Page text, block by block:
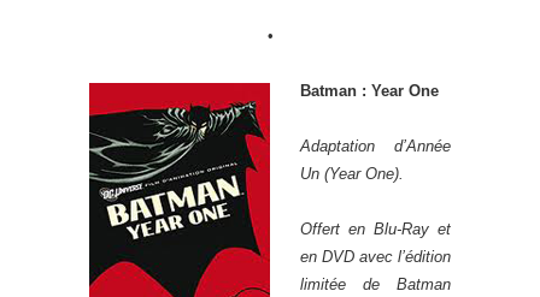
•
Batman : Year One
Adaptation d’Année
Un (Year One).
Offert en Blu-Ray et
en DVD avec l’édition
limitée de Batman